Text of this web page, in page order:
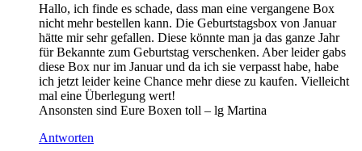
Hallo, ich finde es schade, dass man eine vergangene Box
nicht mehr bestellen kann. Die Geburtstagsbox von Januar
hätte mir sehr gefallen. Diese könnte man ja das ganze Jahr
für Bekannte zum Geburtstag verschenken. Aber leider gabs
diese Box nur im Januar und da ich sie verpasst habe, habe
ich jetzt leider keine Chance mehr diese zu kaufen. Vielleicht
mal eine Überlegung wert!
Ansonsten sind Eure Boxen toll – lg Martina
Antworten